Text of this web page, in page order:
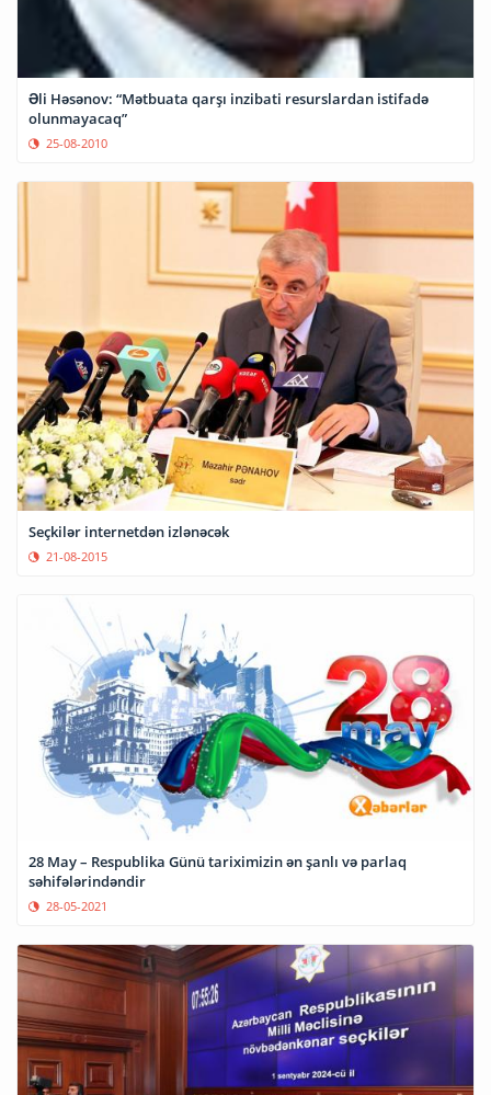
Əli Həsənov: “Mətbuata qarşı inzibati resurslardan istifadə
olunmayacaq”
25-08-2010
Seçkilər internetdən izlənəcək
21-08-2015
28 May – Respublika Günü tariximizin ən şanlı və parlaq
səhifələrindəndir
28-05-2021